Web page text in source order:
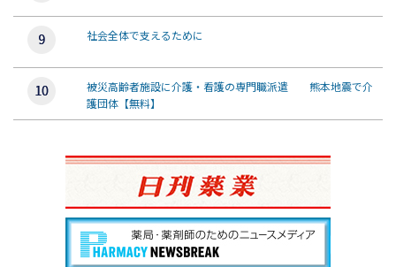
社会全体で支えるために
被災高齢者施設に介護・看護の専門職派遣 熊本地震で介
護団体【無料】